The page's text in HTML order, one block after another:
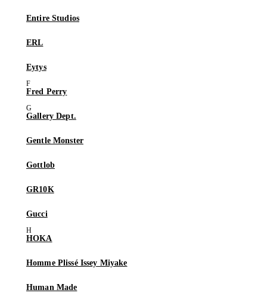
Entire Studios
ERL
Eytys
Fred Perry
Gallery Dept.
Gentle Monster
Gottlob
GR10K
Gucci
HOKA
Homme Plissé Issey Miyake
Human Made